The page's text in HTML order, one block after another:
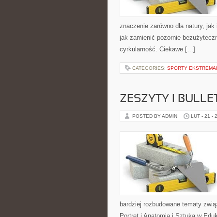
znaczenie zarówno dla natury,
jak zamienić pozornie
cyrkularność. Ciekawe […]
CATEGORIES: SPORTY
ZESZYTY I
POSTED BY ADMIN LUT - 21 -
bardziej rozbudowane tematy